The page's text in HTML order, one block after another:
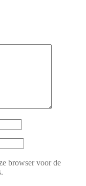
browser voor de